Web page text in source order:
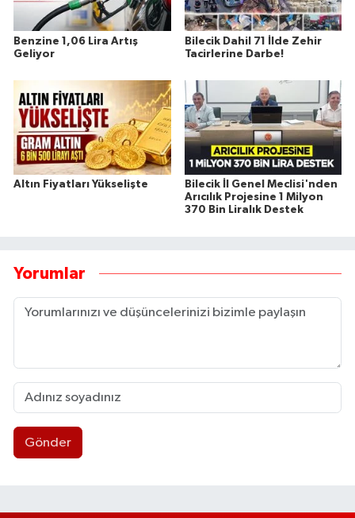
Benzine 1,06 Lira Artış
Geliyor
Bilecik Dahil 71 İlde Zehir
Tacirlerine Darbe!
Altın Fiyatları Yükselişte
Bilecik İl Genel Meclisi'nden
Arıcılık Projesine 1 Milyon
370 Bin Liralık Destek
Yorumlar
Gönder